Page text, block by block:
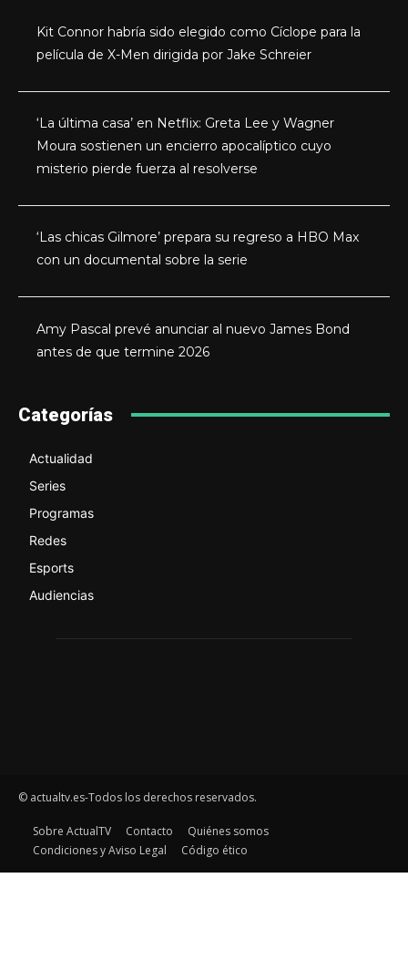
Kit Connor habría sido elegido como Cíclope para la
película de X-Men dirigida por Jake Schreier
‘La última casa’ en Netflix: Greta Lee y Wagner
Moura sostienen un encierro apocalíptico cuyo
misterio pierde fuerza al resolverse
‘Las chicas Gilmore’ prepara su regreso a HBO Max
con un documental sobre la serie
Amy Pascal prevé anunciar al nuevo James Bond
antes de que termine 2026
Categorías
Actualidad
Series
Programas
Redes
Esports
Audiencias
© actualtv.es-Todos los derechos reservados.
Sobre ActualTV Contacto
Quiénes somos
Condiciones y Aviso Legal
Código ético